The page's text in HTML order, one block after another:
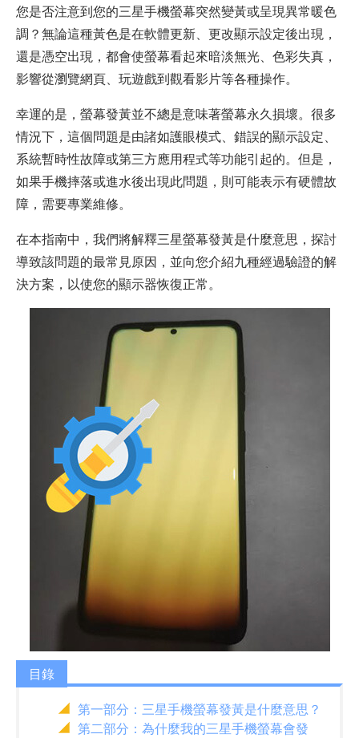
您是否注意到您的三星手機螢幕突然變黃或呈現異常暖色
調？無論這種黃色是在軟體更新、更改顯示設定後出現，
還是憑空出現，都會使螢幕看起來暗淡無光、色彩失真，
影響從瀏覽網頁、玩遊戲到觀看影片等各種操作。
幸運的是，螢幕發黃並不總是意味著螢幕永久損壞。很多
情況下，這個問題是由諸如護眼模式、錯誤的顯示設定、
系統暫時性故障或第三方應用程式等功能引起的。但是，
如果手機摔落或進水後出現此問題，則可能表示有硬體故
障，需要專業維修。
在本指南中，我們將解釋三星螢幕發黃是什麼意思，探討
導致該問題的最常見原因，並向您介紹九種經過驗證的解
決方案，以使您的顯示器恢復正常。
目錄
第一部分：三星手機螢幕發黃是什麼意思？
第二部分：為什麼我的三星手機螢幕會發